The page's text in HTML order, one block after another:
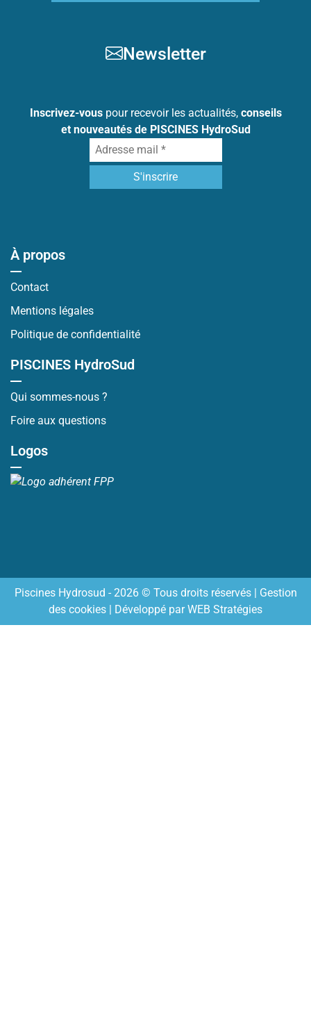
Newsletter
Inscrivez-vouspour recevoir les actualités, conseils
et nouveautés de PISCINES HydroSud
À propos
Contact
Mentions légales
Politique de confidentialité
PISCINES HydroSud
Qui sommes-nous ?
Foire aux questions
Logos
Piscines Hydrosud - 2026 © Tous droits réservés | Gestion
des cookies | Développé parWEB Stratégies